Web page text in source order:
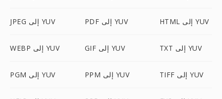
JPEG إلى YUV PDF إلى YUV HTML إلى YUV
WEBP إلى YUV GIF إلى YUV TXT إلى YUV
PGM إلى YUV PPM إلى YUV TIFF إلى YUV